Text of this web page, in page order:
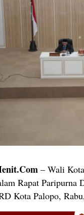
– Wali
Rapat
Kota Palopo,